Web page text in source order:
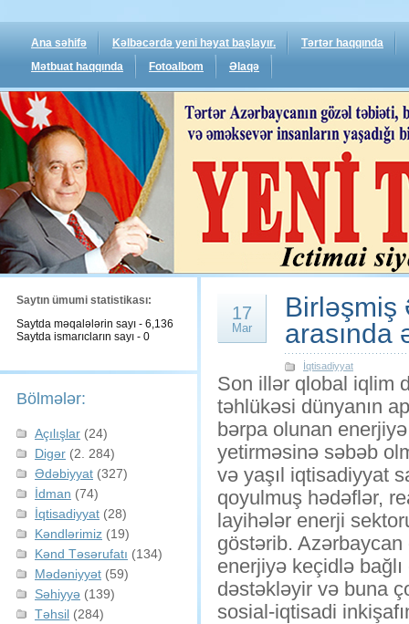
Ana səhifə Kəlbəcərdə yeni həyat başlayır.
Tərtər haqqında
Mətbuat haqqında
Fotoalbom Əlaqə
Saytın ümumi statistikası:
Saytda məqalələrin sayı - 6,136
Saytda ismarıcların sayı - 0
Bölmələr:
Açılışlar (24)
Digər (2. 284)
Ədəbiyyat (327)
İdman (74)
İqtisadiyyat (28)
Kəndlərimiz (19)
Kənd Təsərufatı (134)
Mədəniyyət (59)
Səhiyyə (139)
Təhsil (284)
17
Mar
Birləşmiş
arasında
İqtisadiyyat
Son illər qlobal iqlim
təhlükəsi dünyanın
bərpa olunan
yetirməsinə səbəb
və yaşıl iqtisadiyyat
qoyulmuş hədəflər,
layihələr enerji
göstərib.
enerjiyə keçidlə bağlı
dəstəkləyir və buna
sosial-iqtisadi